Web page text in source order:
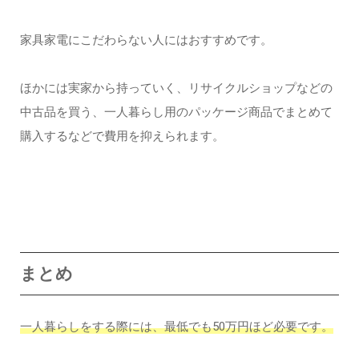
家具家電にこだわらない人にはおすすめです。
ほかには実家から持っていく、リサイクルショップなどの
中古品を買う、一人暮らし用のパッケージ商品でまとめて
購入するなどで費用を抑えられます。
まとめ
一人暮らしをする際には、最低でも50万円ほど必要です。